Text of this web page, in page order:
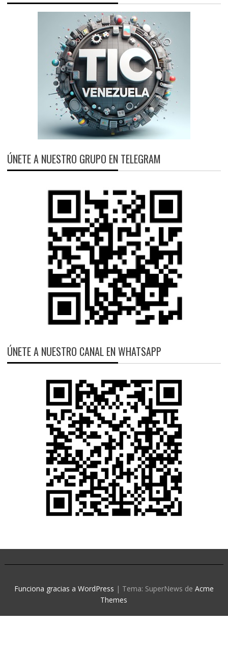
ÚNETE A NUESTRO GRUPO EN TELEGRAM
ÚNETE A NUESTRO CANAL EN WHATSAPP
Funciona gracias a WordPress | Tema: SuperNews de Acme
Themes